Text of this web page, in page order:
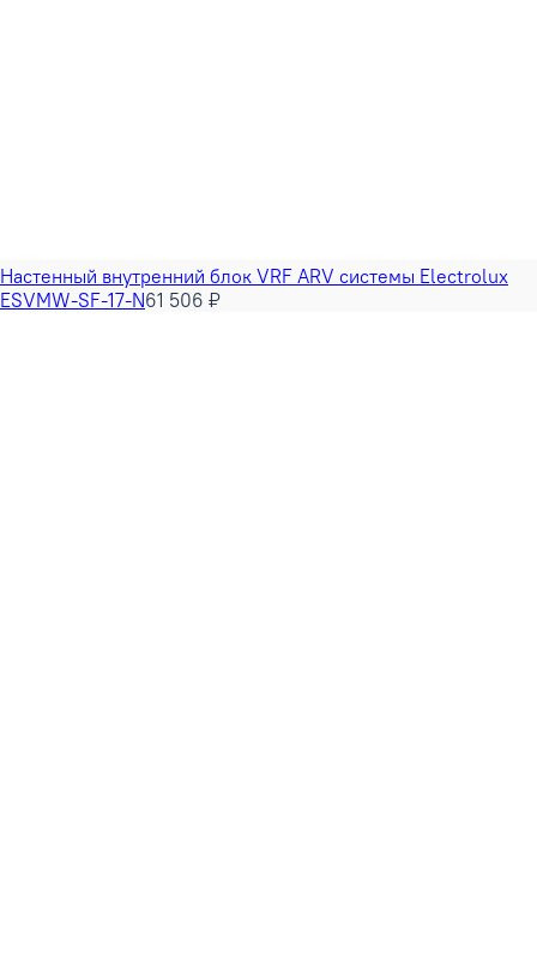
Настенный внутренний блок VRF ARV системы Electrolux
ESVMW-SF-17-N61 506 ₽